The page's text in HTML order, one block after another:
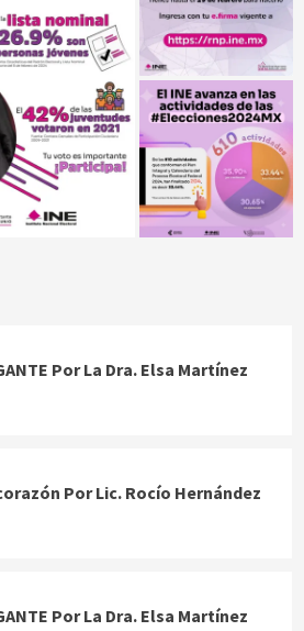
Por La Dra. Elsa Martínez
Por Lic. Rocío Hernández
Por La Dra. Elsa Martínez